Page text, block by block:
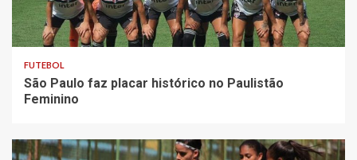
FUTEBOL
São Paulo faz placar histórico no Paulistão
Feminino